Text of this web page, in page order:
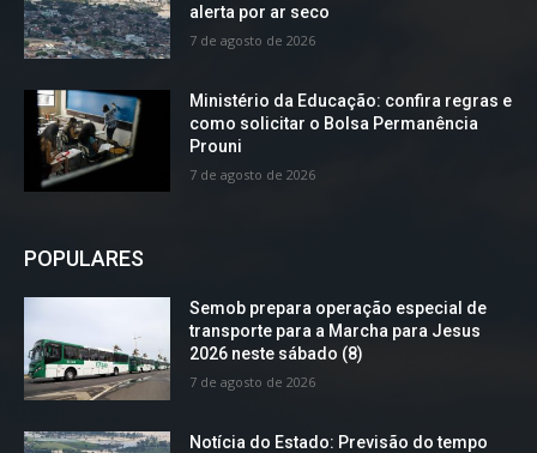
alerta por ar seco
7 de agosto de 2026
Ministério da Educação: confira regras e
como solicitar o Bolsa Permanência
Prouni
7 de agosto de 2026
POPULARES
Semob prepara operação especial de
transporte para a Marcha para Jesus
2026 neste sábado (8)
7 de agosto de 2026
Notícia do Estado: Previsão do tempo